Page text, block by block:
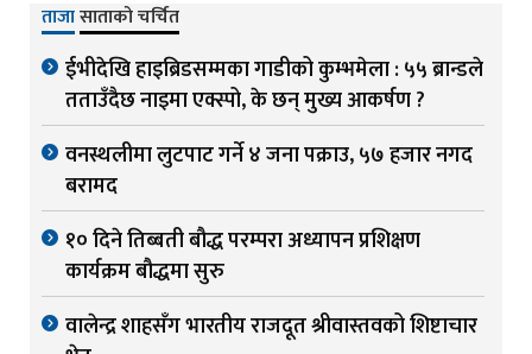
ताजासाताको चर्चित
ईभीदेखि हाइब्रिडसम्मका गाडीको कुम्भमेला : ५५ ब्रान्डले
तताउँदैछ नाइमा एक्स्पो, के छन् मुख्य आकर्षण ?
वनस्थलीमा लुटपाट गर्ने ४ जना पक्राउ, ५७ हजार नगद
बरामद
१० दिने तिब्बती बौद्ध परम्परा अध्यापन प्रशिक्षण
कार्यक्रम बौद्धमा सुरु
वालेन्द्र शाहसँग भारतीय राजदूत श्रीवास्तवको शिष्टाचार